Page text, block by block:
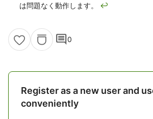
は問題なく動作します。 ↩
comment0
Register as a new user and
conveniently